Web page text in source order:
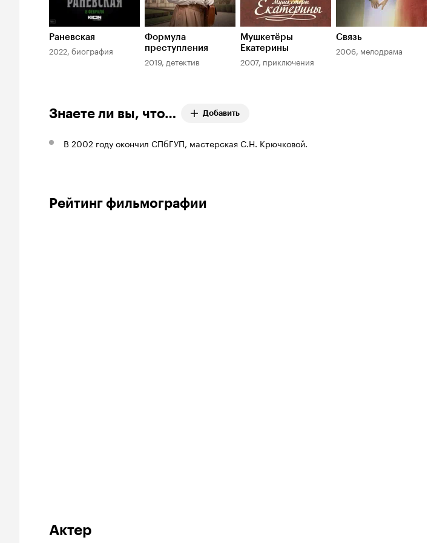
Раневская
2022, биография
Формула
преступления
2019, детектив
Мушкетёры
Екатерины
2007, приключения
Связь
2006, мелодрама
Знаете ли вы, что… Добавить
В 2002 году окончил СПбГУП, мастерская С.Н. Крючковой.
Рейтинг фильмографии
Актер